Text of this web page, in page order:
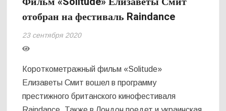
отобран на фестиваль Raindance
23 сентября 2020
Короткометражный фильм «Solitude»
Елизаветы Смит вошел в программу
престижного британского кинофестиваля